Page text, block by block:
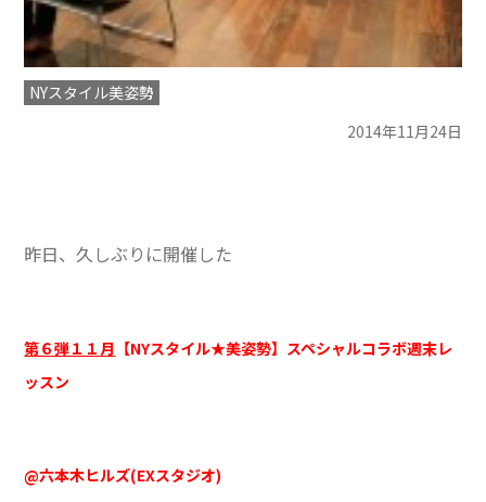
NYスタイル美姿勢
2014年11月24日
昨日、久しぶりに開催した
第６弾１１月 【NYスタイル★美姿勢】スペシャルコラボ週末レ
ッスン
@六本木ヒルズ(EXスタジオ)